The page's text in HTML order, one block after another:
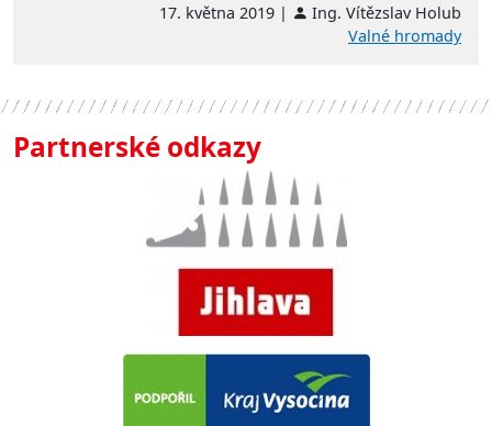
17. května 2019 |
Ing. Vítězslav Holub
Valné hromady
Partnerské odkazy